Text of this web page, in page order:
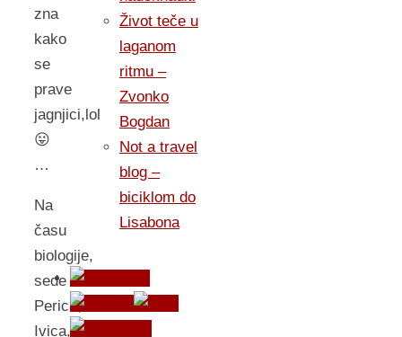
zna
kako
se
prave
jagnjici,lol
😛
…
Na
času
biologije,
sede
Perica,
Ivica,
Život teče u
laganom
ritmu –
Zvonko
Bogdan
Not a travel
blog –
biciklom do
Lisabona